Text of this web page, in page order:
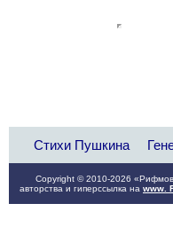
Стихи Пушкина
Copyright © 2010-2026
авторства и гиперссылка на www.